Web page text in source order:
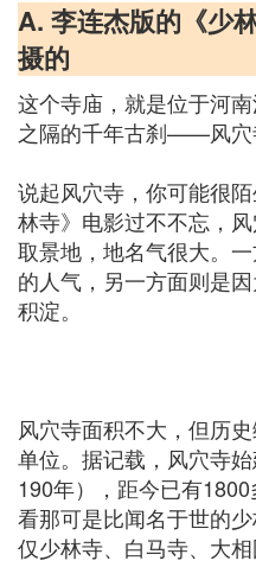
A. 李连杰版的《少
摄的
这个寺庙，就是位于河
之隔的千年古刹——风穴
说起风穴寺，你可能很
林寺》电影过不不忘，
取景地，地名气很大。
的人气，另一方面则是
积淀。
风穴寺面积不大，但历
单位。据记载，风穴寺
190年），距今已有
看那可是比闻名于世的
仅少林寺、白马寺、大